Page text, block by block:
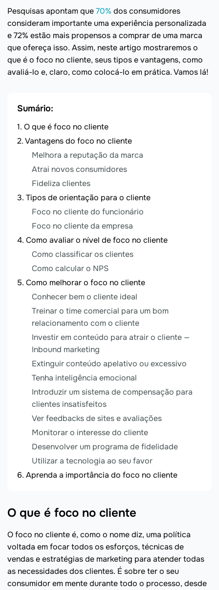
Pesquisas apontam que70% dos consumidores
consideram importante uma experiência personalizada
e 72% estão mais propensos a comprar de uma marca
que ofereça isso. Assim, neste artigo mostraremos o
que é o foco no cliente, seus tipos e vantagens, como
avaliá-lo e, claro, como colocá-lo em prática. Vamos lá!
Sumário:
O que é foco no cliente
Vantagens do foco no cliente
Melhora a reputação da marca
Atrai novos consumidores
Fideliza clientes
Tipos de orientação para o cliente
Foco no cliente do funcionário
Foco no cliente da empresa
Como avaliar o nível de foco no cliente
Como classificar os clientes
Como calcular o NPS
Como melhorar o foco no cliente
Conhecer bem o cliente ideal
Treinar o time comercial para um bom
relacionamento com o cliente
Investir em conteúdo para atrair o cliente —
Inbound marketing
Extinguir conteúdo apelativo ou excessivo
Tenha inteligência emocional
Introduzir um sistema de compensação para
clientes insatisfeitos
Ver feedbacks de sites e avaliações
Monitorar o interesse do cliente
Desenvolver um programa de fidelidade
Utilizar a tecnologia ao seu favor
Aprenda a importância do foco no cliente
O que é foco no cliente
O foco no cliente é, como o nome diz, uma política
voltada em focar todos os esforços, técnicas de
vendas e estratégias de marketing para atender todas
as necessidades dos clientes. É sobre ter o seu
consumidor em mente durante todo o processo, desde